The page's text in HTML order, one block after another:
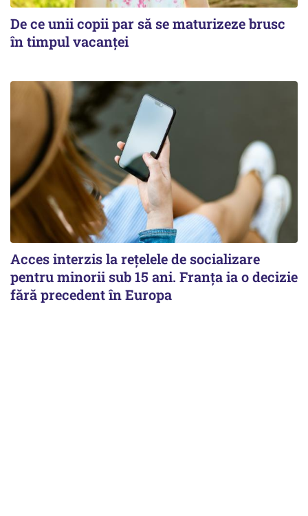
De ce unii copii par să se maturizeze brusc
în timpul vacanței
Acces interzis la rețelele de socializare
pentru minorii sub 15 ani. Franța ia o decizie
fără precedent în Europa